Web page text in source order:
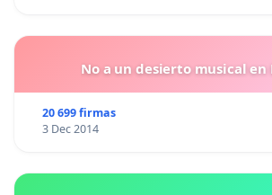
No a un desierto musical en
20 699 firmas
3 Dec 2014